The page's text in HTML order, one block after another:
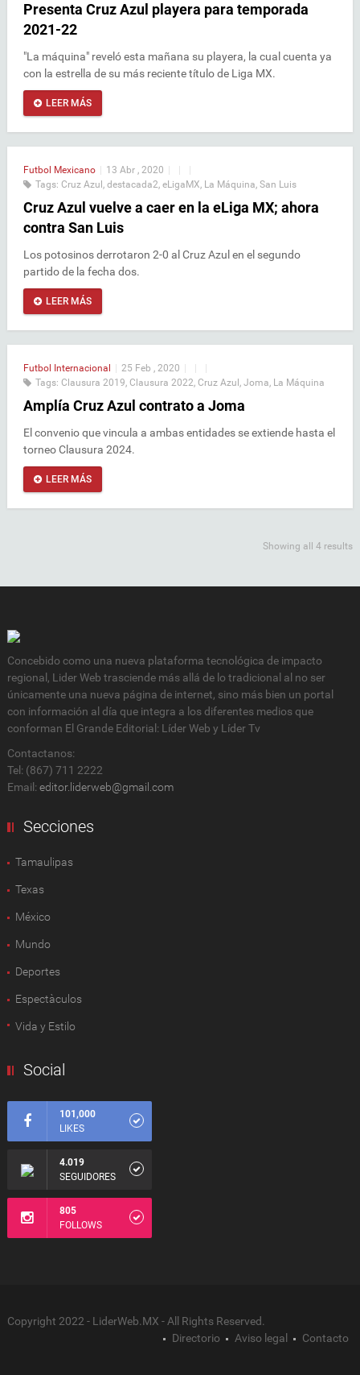
Presenta Cruz Azul playera para temporada
2021-22
"La máquina" reveló esta mañana su playera, la cual cuenta ya
con la estrella de su más reciente título de Liga MX.
LEER MÁS
Futbol Mexicano 13 Abr , 2020
Tags: Cruz Azul , destacada2, eLigaMX, La Máquina, San Luis
Cruz Azul vuelve a caer en la eLiga MX; ahora
contra San Luis
Los potosinos derrotaron 2-0 al Cruz Azul en el segundo
partido de la fecha dos.
LEER MÁS
Futbol Internacional 25 Feb , 2020
Tags: Clausura 2019, Clausura 2022, Cruz Azul , Joma, La Máquina
Amplía Cruz Azul contrato a Joma
El convenio que vincula a ambas entidades se extiende hasta el
torneo Clausura 2024.
LEER MÁS
Showing all 4 results
Concebido como una nueva plataforma tecnológica de impacto
regional, Lider Web trasciende más allá de lo tradicional al no ser
únicamente una nueva página de internet, sino más bien un portal
con información al día que integra a los diferentes medios que
conforman El Grande Editorial: Líder Web y Líder Tv
Contactanos:
Tel: (867) 711 2222
Email: editor.liderweb@gmail.com
Secciones
Tamaulipas
Texas
México
Mundo
Deportes
Espectàculos
Vida y Estilo
Social
101,000
LIKES
4.019
SEGUIDORES
805
FOLLOWS
Copyright 2022 - LiderWeb.MX - All Rights Reserved.
Directorio
Aviso legal Contacto